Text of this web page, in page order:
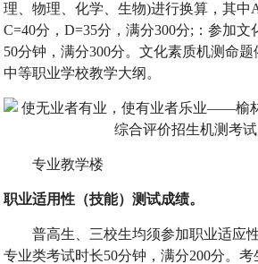
理、物理、化学、生物)进行换算，其中
C=40分，D=35分，满分300分;：参加
50分钟，满分300分。文化素质机测命
中等职业学校教学大纲。
专业教学楼
职业适用性（技能）测试成绩。
普高生、三校生均须参加职业适应
专业类考试时长50分钟，满分200分。